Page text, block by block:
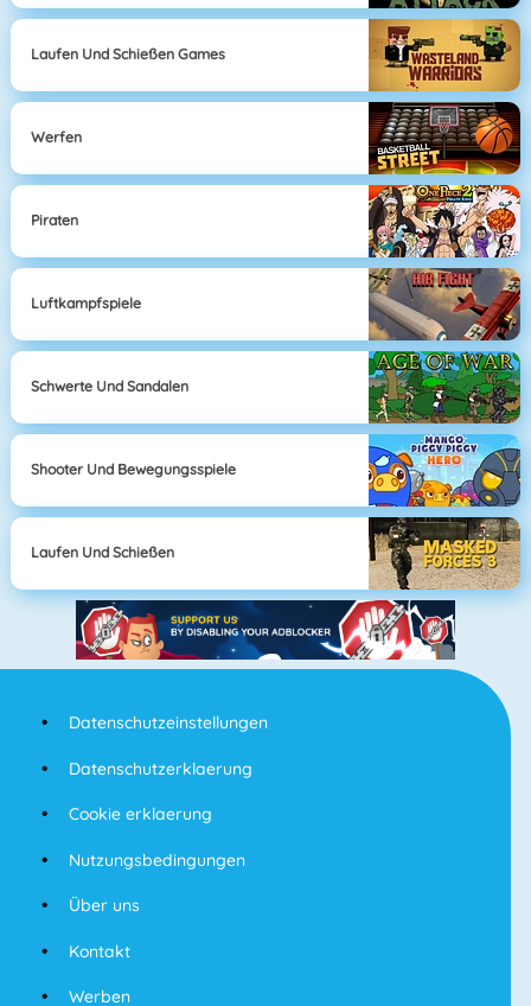
Laufen Und Schießen Games
Werfen
Piraten
Luftkampfspiele
Schwerte Und Sandalen
Shooter Und Bewegungsspiele
Laufen Und Schießen
Datenschutzeinstellungen
Datenschutzerklaerung
Cookie erklaerung
Nutzungsbedingungen
Über uns
Kontakt
Werben